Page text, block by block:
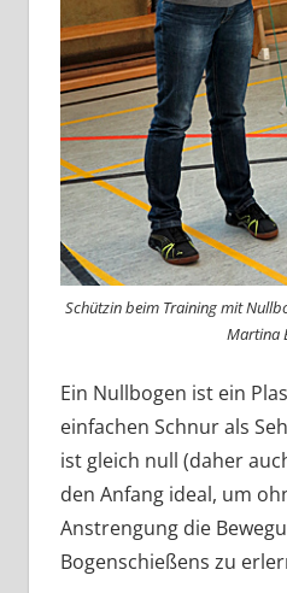
Schützin beim Training mit
Martina
Ein Nullbogen ist ein
einfachen Schnur als
ist gleich null (daher
den Anfang ideal, um
Anstrengung die
Bogenschießens zu